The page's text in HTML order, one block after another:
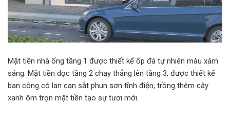
Mặt tiền nhà ống tầng 1 được thiết kế ốp đá tự nhiên màu xám
sáng. Mặt tiền dọc tầng 2 chạy thẳng lên tầng 3, được thiết kế
ban công có lan can sắt phun sơn tĩnh điện, trồng thêm cây
xanh ôm trọn mặt tiền tạo sự tươi mới.